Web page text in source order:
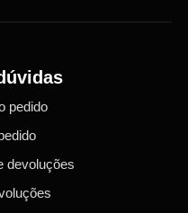
pedido
devoluções